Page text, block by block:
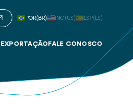
POR(BR) ING(US) ESP(ES)
EXPORTAÇÃO FALE CONOSCO